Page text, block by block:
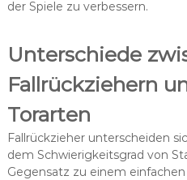
der Spiele zu verbessern.
Unterschiede
Fallrückziehern
Torarten
Fallrückzieher unterscheiden
dem Schwierigkeitsgrad von
Gegensatz zu einem